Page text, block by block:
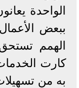
الواحدة
ببعض
الهمم
كارت
به من